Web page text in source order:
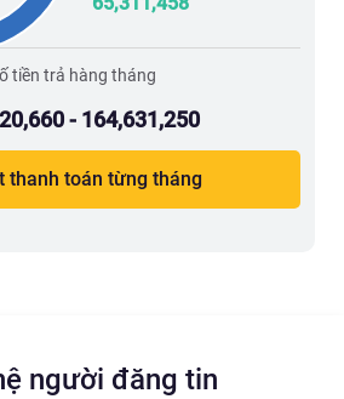
tiền trả hàng tháng
- 164,631,250
thanh toán từng tháng
người đăng tin